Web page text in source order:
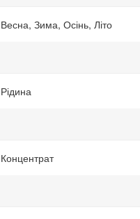
Весна, Зима, Осінь, Літо
Рідина
Концентрат